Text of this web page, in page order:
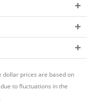
dollar prices are based on
to fluctuations in the